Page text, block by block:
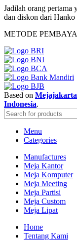
Jadilah orang pertama
dan diskon dari Hanko
METODE
Based on
Indonesia.
Menu
Categories
Manufactures
Meja Kantor
Meja Komputer
Meja Meeting
Meja Partisi
Meja Custom
Meja Lipat
Home
Tentang Kami